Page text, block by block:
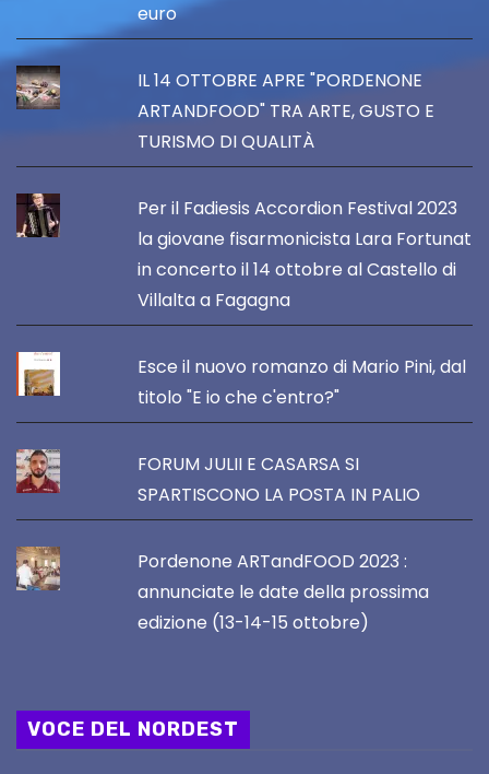
euro
IL 14 OTTOBRE APRE "PORDENONE
ARTANDFOOD" TRA ARTE, GUSTO E
TURISMO DI QUALITÀ
Per il Fadiesis Accordion Festival 2023
la giovane fisarmonicista Lara Fortunat
in concerto il 14 ottobre al Castello di
Villalta a Fagagna
Esce il nuovo romanzo di Mario Pini, dal
titolo "E io che c'entro?"
FORUM JULII E CASARSA SI
SPARTISCONO LA POSTA IN PALIO
Pordenone ARTandFOOD 2023 :
annunciate le date della prossima
edizione (13-14-15 ottobre)
VOCE DEL NORDEST